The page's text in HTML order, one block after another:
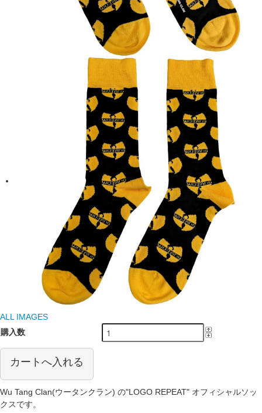
ALL IMAGES
購入数
カートへ入れる
Wu Tang Clan(ウータンクラン) の"LOGO REPEAT" オフィシャルソッ
クスです。